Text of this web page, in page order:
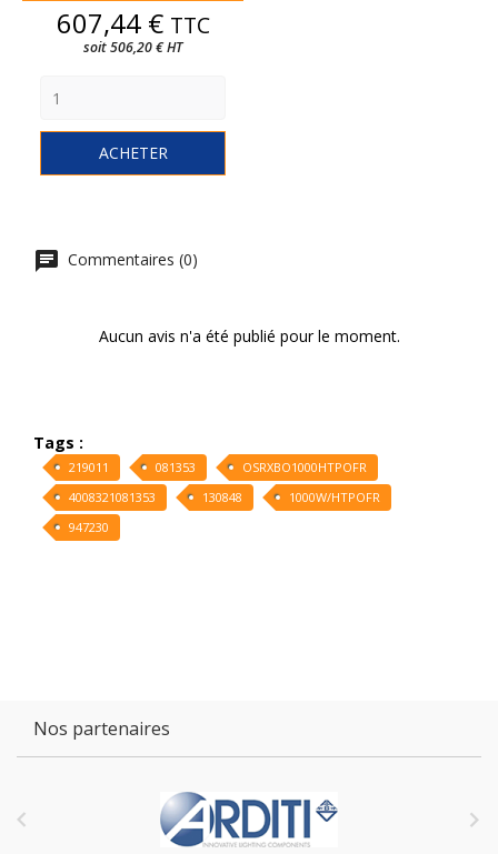
Prix
607,44 € TTC
soit 506,20 € HT
ACHETER
Commentaires (0)
Aucun avis n'a été publié pour le moment.
Tags :
219011 081353
OSRXBO1000HTPOFR
4008321081353
130848
1000W/HTPOFR
947230
Nos partenaires
 